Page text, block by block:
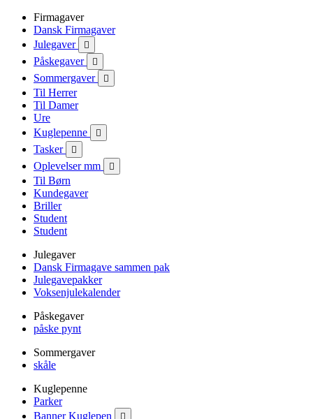
Firmagaver
Dansk Firmagaver
Julegaver

Påskegaver 
Sommergaver 
Til Herrer
Til Damer
Ure
Kuglepenne

Tasker 
Oplevelser mm 
Til Børn
Kundegaver
Briller
Student
Student
Julegaver
Dansk Firmagave sammen pak
Julegavepakker
Voksenjulekalender
Påskegaver
påske pynt
Sommergaver
skåle
Kuglepenne
Parker
Banner Kuglepen
